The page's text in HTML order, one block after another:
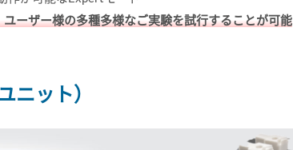
ーザー様の多種多様なご実験を試行することが可能
ニット）